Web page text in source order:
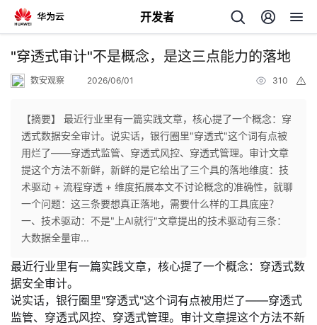
开发者
返
个
人
主
页
我
的
开
发
我
的
开
我
的
我
"穿透式审计"不是概念，是这三点能力的落地
数安观察 2026/06/01 310
【摘要】 最近行业里有一篇实践文章，核心提了一个概念：穿
透式数据安全审计。说实话，银行圈里"穿透式"这个词有点被
用烂了——穿透式监管、穿透式风控、穿透式管理。审计文章
提这个方法不新鲜，新鲜的是它给出了三个具的落地维度：技
术驱动 + 流程穿透 + 维度拓展本文不讨论概念的准确性，就聊
一个问题：这三条要想真正落地，需要什么样的工具底座？
一、技术驱动：不是"上AI就行"文章提出的技术驱动有三条：
大数据全量审...
最近行业里有一篇实践文章，核心提了一个概念： 穿透式数
据安全审计。
说实话，银行圈里"穿透式"这个词有点被用烂了——穿透式
监管、穿透式风控、穿透式管理。审计文章提这个方法不新